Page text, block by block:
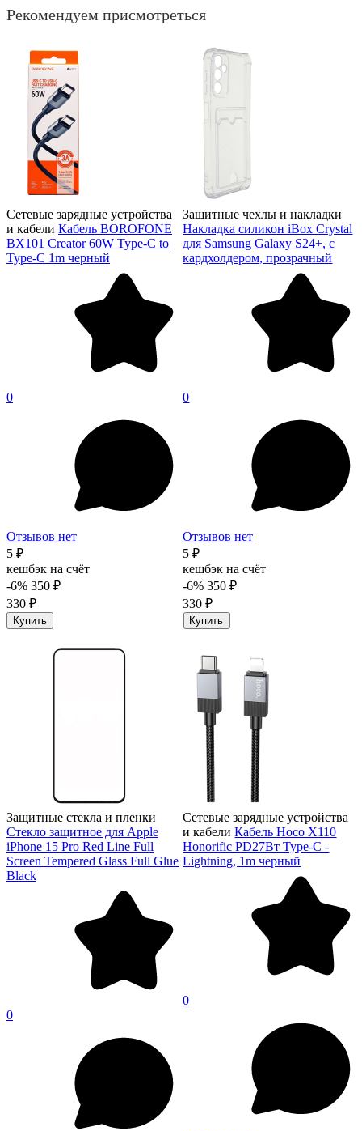
Рекомендуем присмотреться
Сетевые зарядные устройства
и кабели Кабель BOROFONE
BX101 Creator 60W Type-C to
Type-C 1m черный
0
Отзывов нет
5 ₽
кешбэк на счёт
-6% 350 ₽
330 ₽
Купить
Защитные чехлы и накладки
Накладка силикон iBox Crystal
для Samsung Galaxy S24+, с
кардхолдером, прозрачный
0
Отзывов нет
5 ₽
кешбэк на счёт
-6% 350 ₽
330 ₽
Купить
Защитные стекла и пленки
Стекло защитное для Apple
iPhone 15 Pro Red Line Full
Screen Tempered Glass Full Glue
Black
0
Сетевые зарядные устройства
и кабели Кабель Hoco X110
Honorific PD27Вт Type-C -
Lightning, 1m черный
0